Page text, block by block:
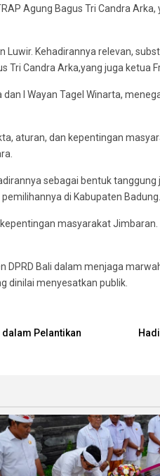
Agung Bagus Tri Candra
Luwir. Kehadirannya relevan,
Candra Arka,yang juga ketua
I Wayan Tagel Winarta,
aturan, dan kepentingan
sebagai bentuk
di Kabupaten Badung.
masyarakat
DPRD Bali dalam menjaga
dinilai menyesatkan publik.
Pelantikan